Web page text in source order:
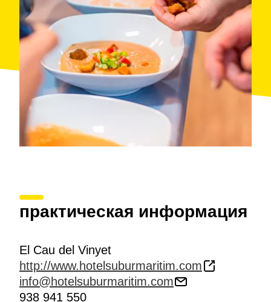
практическая информация
El Cau del Vinyet
http://www.hotelsuburmaritim.com
info@hotelsuburmaritim.com
938 941 550